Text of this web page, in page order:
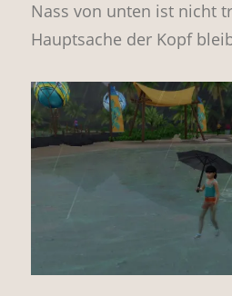
Nass von unten ist nicht
Hauptsache der Kopf